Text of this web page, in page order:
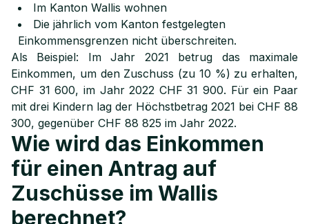
Im Kanton Wallis wohnen
Die jährlich vom Kanton festgelegten
Einkommensgrenzen nicht überschreiten.
Als Beispiel: Im Jahr 2021 betrug das maximale
Einkommen, um den Zuschuss (zu 10 %) zu erhalten,
CHF 31 600, im Jahr 2022 CHF 31 900. Für ein Paar
mit drei Kindern lag der Höchstbetrag 2021 bei CHF 88
300, gegenüber CHF 88 825 im Jahr 2022.
Wie wird das Einkommen
für einen Antrag auf
Zuschüsse im Wallis
berechnet?